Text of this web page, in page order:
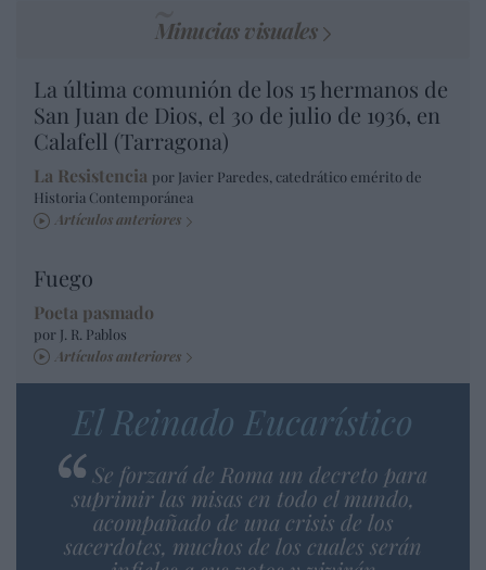
Minucias visuales
La última comunión de los 15 hermanos de
San Juan de Dios, el 30 de julio de 1936, en
Calafell (Tarragona)
La Resistencia por Javier Paredes, catedrático emérito de
Historia Contemporánea
Artículos anteriores
Fuego
Poeta pasmado
por J. R. Pablos
Artículos anteriores
El Reinado Eucarístico
Se forzará de Roma un decreto para
suprimir las misas en todo el mundo,
acompañado de una crisis de los
sacerdotes, muchos de los cuales serán